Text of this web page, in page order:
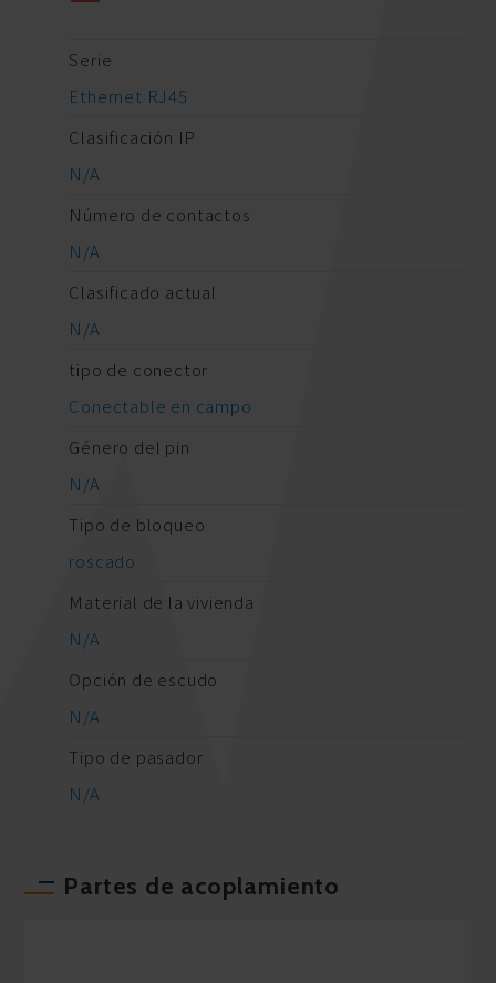
Serie
Ethernet RJ45
Clasificación IP
N/A
Número de contactos
N/A
Clasificado actual
N/A
tipo de conector
Conectable en campo
Género del pin
N/A
Tipo de bloqueo
roscado
Material de la vivienda
N/A
Opción de escudo
N/A
Tipo de pasador
N/A
Partes de acoplamiento